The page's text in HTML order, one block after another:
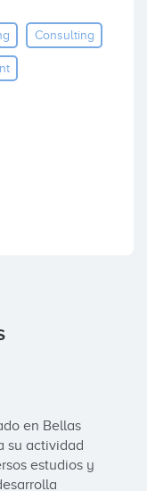
Consulting
en Bellas
su actividad
estudios y